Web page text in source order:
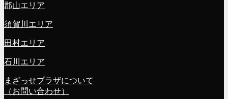
郡山エリア
須賀川エリア
田村エリア
石川エリア
まざっせプラザについて
（お問い合わせ）